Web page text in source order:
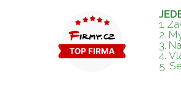
1.
2.
3.
4.
5.